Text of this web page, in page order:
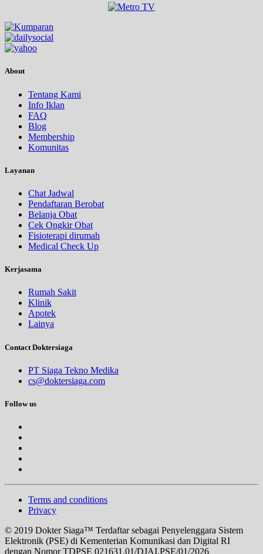
About
Tentang Kami
Info Iklan
FAQ
Blog
Membership
Komunitas
Layanan
Chat Jadwal
Pendaftaran Berobat
Belanja Obat
Cek Ongkir Obat
Fisioterapi dirumah
Medical Check Up
Kerjasama
Rumah Sakit
Klinik
Apotek
Lainya
Contact Doktersiaga
PT Siaga Tekno Medika
cs@doktersiaga.com
Follow us
Terms and conditions
Privacy
© 2019 Dokter Siaga™ Terdaftar sebagai Penyelenggara Sistem
Elektronik (PSE) di Kementerian Komunikasi dan Digital RI
dengan Nomor TDPSE 021631.01/DJAI.PSE/01/2026